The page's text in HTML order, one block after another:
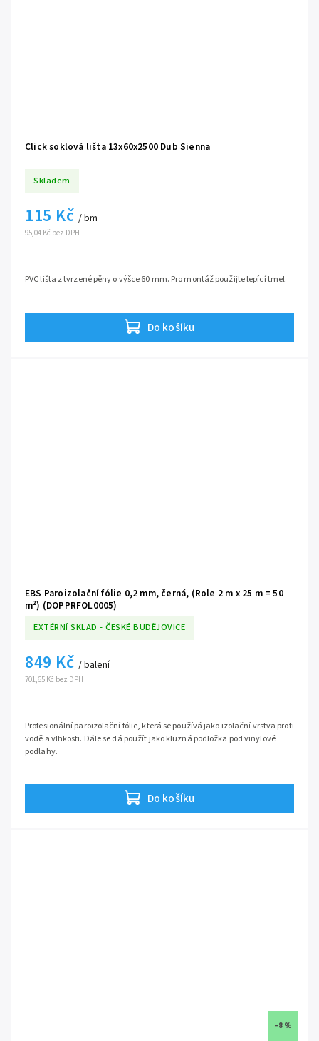
Click soklová lišta 13x60x2500 Dub Sienna
Skladem
95,04 Kč bez DPH
115 Kč / bm
Do košíku
PVC lišta z tvrzené pěny o výšce 60 mm. Pro montáž použijte lepící tmel.
EBS Paroizolační fólie 0,2 mm, černá, (Role 2 m x 25 m = 50
m²) (DOPPRFOL0005)
EXTÉRNÍ SKLAD - ČESKÉ BUDĚJOVICE
701,65 Kč bez DPH
849 Kč / balení
Do košíku
Profesionální paroizolační fólie, která se používá jako izolační vrstva proti
vodě a vlhkosti. Dále se dá použít jako kluzná podložka pod vinylové
podlahy.
–8 %